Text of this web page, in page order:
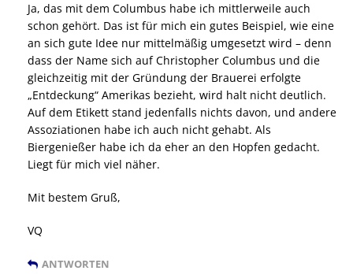
Ja, das mit dem Columbus habe ich mittlerweile auch
schon gehört. Das ist für mich ein gutes Beispiel, wie eine
an sich gute Idee nur mittelmäßig umgesetzt wird – denn
dass der Name sich auf Christopher Columbus und die
gleichzeitig mit der Gründung der Brauerei erfolgte
„Entdeckung“ Amerikas bezieht, wird halt nicht deutlich.
Auf dem Etikett stand jedenfalls nichts davon, und andere
Assoziationen habe ich auch nicht gehabt. Als
Biergenießer habe ich da eher an den Hopfen gedacht.
Liegt für mich viel näher.
Mit bestem Gruß,
VQ
ANTWORTEN